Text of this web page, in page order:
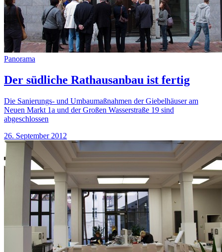
Panorama
Der südliche Rathausanbau ist fertig
Die Sanierungs- und Umbaumaßnahmen der Giebelhäuser am
Neuen Markt 1a und der Großen Wasserstraße 19 sind
abgeschlossen
26. September 2012